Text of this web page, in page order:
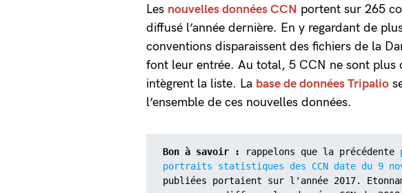
Les nouvelles données CCN portent sur 265
diffusé l’année dernière. En y regardant de
conventions disparaissent des fichiers de la
font leur entrée. Au total, 5 CCN ne sont plus
intègrent la liste. La base de données Tripalio
l’ensemble de ces nouvelles données.
Bon à savoir : rappelons que la précédente
portraits statistiques des CCN date du 9
publiées portaient sur l'année 2017.